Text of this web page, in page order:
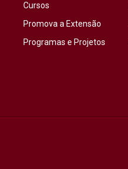
Cursos
Promova a Extensão
Programas e Projetos